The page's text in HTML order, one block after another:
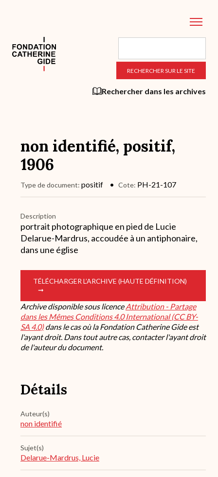
principal
Rechercher dans les archives
non identifié, positif,
1906
Type de document positif Cote PH-21-107
Description
portrait photographique en pied de Lucie
Delarue-Mardrus, accoudée à un antiphonaire,
dans une église
TÉLÉCHARGER L’ARCHIVE (HAUTE DÉFINITION)
Archive disponible sous licenceAttribution - Partage
dans les Mêmes Conditions 4.0 International (CC BY-
SA 4.0)dans le cas où la Fondation Catherine Gide est
l'ayant droit. Dans tout autre cas, contacter l'ayant droit
de l'auteur du document.
Détails
Auteur(s)
non identifié
Sujet(s)
Delarue-Mardrus, Lucie